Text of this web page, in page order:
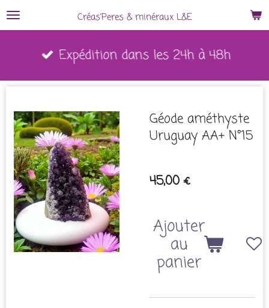
Passer
contenu
principal
Créas'Peres & minéraux L&E
Expédition dans les 24h à 48h
Géode améthyste
Uruguay AA+ N°15
45,00 €
Ajouter
au
panier